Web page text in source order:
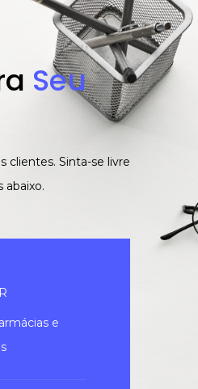
Seu
clientes. Sinta-se livre
abaixo.
e